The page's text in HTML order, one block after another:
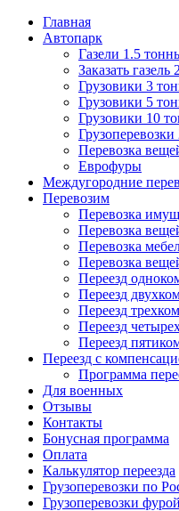
Главная
Автопарк
Газели 1.5
Заказать
Грузовики 3
Грузовики 5
Грузовики 10
Перевозка
Еврофуры
Междугородние
Перевозим
Перевозка
Перевозка
Перевозка
Перевозка
Переезд
Переезд
Переезд
Переезд
Переезд
Переезд с
Программа
Для военных
Отзывы
Контакты
Бонусная программа
Оплата
Калькулятор переезда
Грузоперевозки по
Грузоперевозки фурой